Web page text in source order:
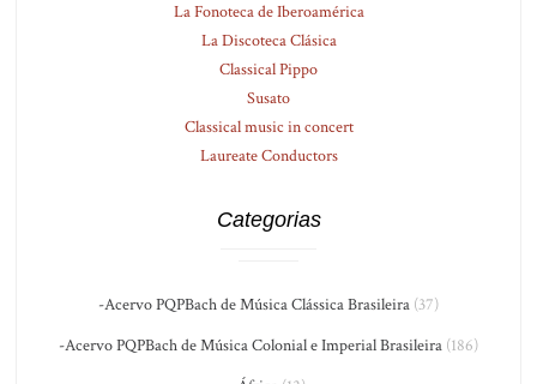
La Fonoteca de Iberoamérica
La Discoteca Clásica
Classical Pippo
Susato
Classical music in concert
Laureate Conductors
Categorias
-Acervo PQPBach de Música Clássica Brasileira (37)
-Acervo PQPBach de Música Colonial e Imperial Brasileira (186)